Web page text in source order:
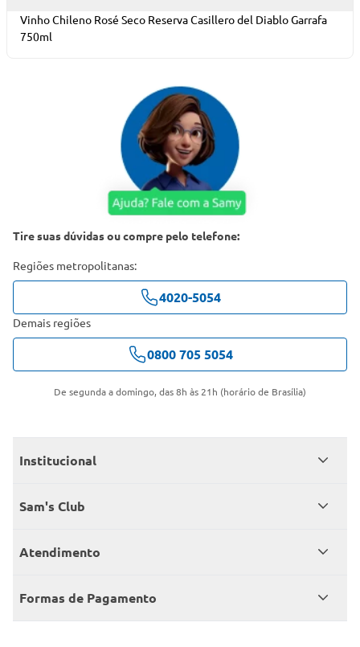
Vinho Chileno Rosé Seco Reserva Casillero del Diablo Garrafa
750ml
Tire suas dúvidas ou compre pelo telefone:
Regiões metropolitanas:
4020-5054
Demais regiões
0800 705 5054
De segunda a domingo, das 8h às 21h (horário de Brasília)
Institucional
Quem somos
Encontre um Clube
Sam's Club
Seja sócio
Member’s Mark
Atendimento
Fale conosco
Atendimento em libras
Formas de Pagamento